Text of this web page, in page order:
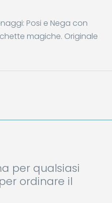
Posi e Nega con
magiche. Originale
per qualsiasi
ordinare il